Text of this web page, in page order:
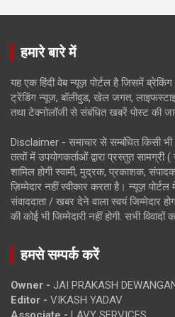
हमारे बारे में
यह एक हिंदी वेब न्यूज़ पोर्टल है जिसमें
ट्रेंडिंग न्यूज, बॉलीवुड, खेल जगत,
तथा टेक्नोलॉजी से संबंधित खबरें पोस्ट की
Disclaimer - समाचार से सम्बंधित किसी
तत्वों में उपयोगकर्ताओं द्वारा प्रस्तुत सामग्री
शामिल होगी स्वामी, मुद्रक, प्रकाशक,
ज़िम्मेदार नहीं स्वीकार करता है। न्यूज़
संवाददाता / खबर देने वाला स्वयं जिम्मेदार
की कोई भी जिम्मेदारी नहीं होगी. सभी विवादों
हमसे सम्पर्क करें
Owner - JAI PRAKASH
Editor - VIKASH YADAV